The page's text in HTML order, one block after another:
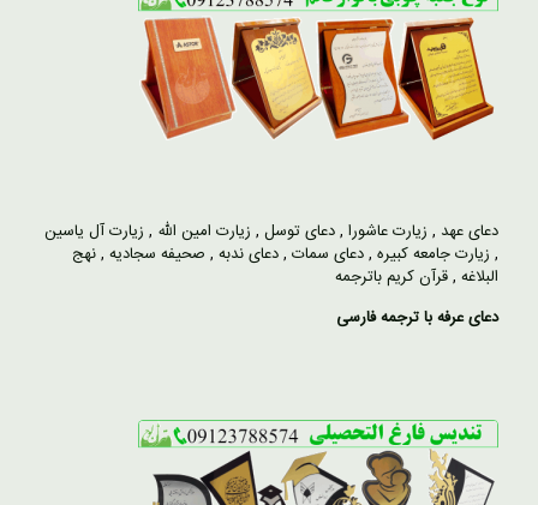
دعای عهد , زیارت عاشورا ,دعای توسل , زیارت امین الله , زیارت آل یاسین
, زیارت جامعه کبیره ,دعای سمات ,دعای ندبه , صحیفه سجادیه ,نهج
البلاغه ,قرآن کریم باترجمه
دعای عرفه با ترجمه فارسی